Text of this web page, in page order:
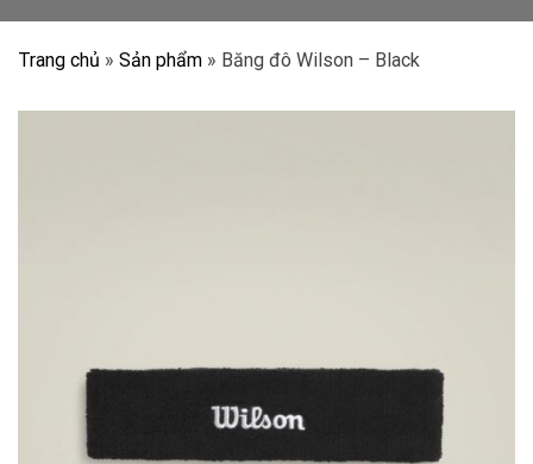
Trang chủ » Sản phẩm » Băng đô Wilson – Black